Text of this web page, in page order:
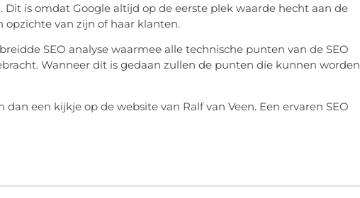
is omdat Google altijd op de eerste plek waarde hecht aan de
van zijn of haar klanten.
SEO analyse waarmee alle technische punten van de SEO
Wanneer dit is gedaan zullen de punten die kunnen worden
dan een kijkje op de website van Ralf van Veen. Een ervaren SEO